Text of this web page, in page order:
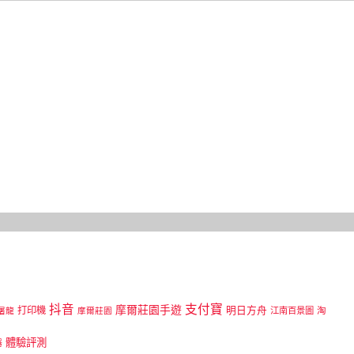
龍 打印機 抖音 摩爾莊園 摩爾莊園手遊 支付寶 明日方舟 江南百景圖 淘
體驗評測